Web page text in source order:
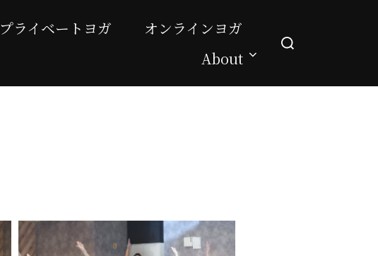
プライベートヨガ
オンラインヨガ
About